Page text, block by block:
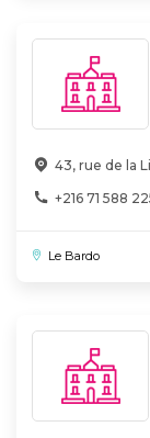
43, rue de la
+216 71 588
Le Bardo